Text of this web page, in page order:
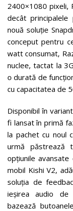
2400×1080 pixeli,
decât
nouă soluție
conceput pentru
watt consumat,
nuclee, tactat la
o durată de
cu capacitatea de
Disponibil în
fi lansat în primă
la pachet cu noul
urmă păstrează
opțiunile
mobil Kishi V2,
soluția de
ieșirea audio de
bazează